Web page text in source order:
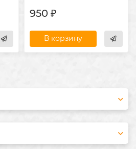
950 ₽
В корзину